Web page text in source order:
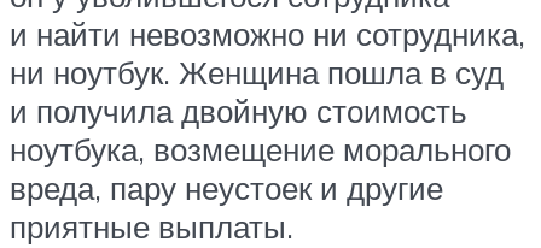
и найти невозможно ни сотрудника,
ни ноутбук. Женщина пошла в суд
и получила двойную стоимость
ноутбука, возмещение морального
вреда, пару неустоек и другие
приятные выплаты.